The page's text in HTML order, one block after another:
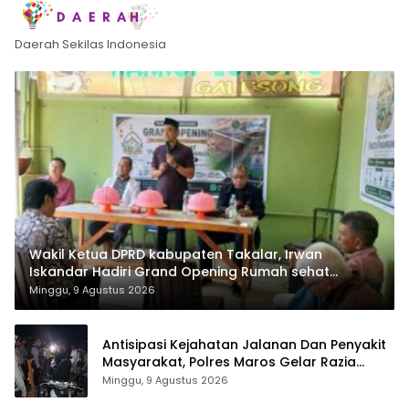
Daerah Sekilas Indonesia
Wakil Ketua DPRD kabupaten Takalar, Irwan
Iskandar Hadiri Grand Opening Rumah sehat
Pertama di Takalar, Melayani Terapis Gratis untuk
Pasien Dhuafa dan umum.
Minggu, 9 Agustus 2026
Antisipasi Kejahatan Jalanan Dan Penyakit
Masyarakat, Polres Maros Gelar Razia
Operasi Cipta Kondusif
Minggu, 9 Agustus 2026